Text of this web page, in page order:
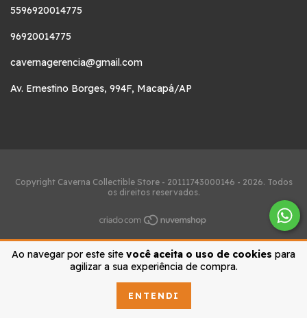
Ao navegar por este site você aceita o uso de cookies para
agilizar a sua experiência de compra.
ENTENDI
5596920014775
96920014775
cavernagerencia@gmail.com
Av. Ernestino Borges, 994F, Macapá/AP
Copyright Caverna Collectible Store - 20111743000146 - 2026. Todos
os direitos reservados.